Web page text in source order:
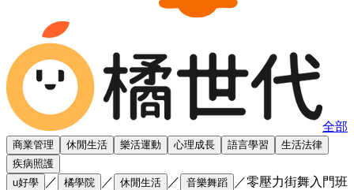
全部
商業管理 休閒生活 樂活運動 心理成長 語言學習
生活法律
疾病照護
u好學
／ 橘學院 ／ 休閒生活 ／ 音樂舞蹈 ／零壓力街舞入門班